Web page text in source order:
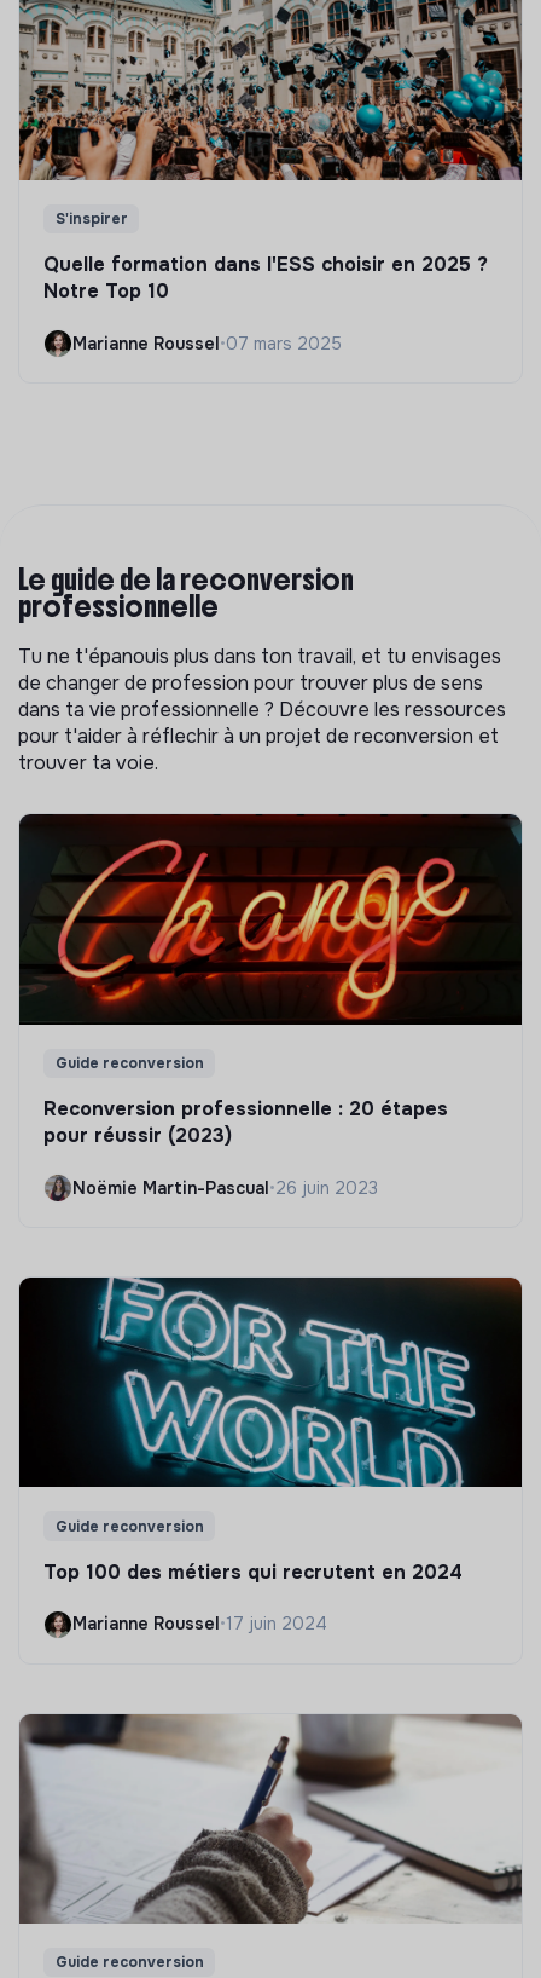
S'inspirer
Quelle formation dans l'ESS choisir en 2025 ?
Notre Top 10
Marianne Roussel•07 mars 2025
Le guide de la reconversion
professionnelle
Tu ne t'épanouis plus dans ton travail, et tu envisages
de changer de profession pour trouver plus de sens
dans ta vie professionnelle ? Découvre les ressources
pour t'aider à réflechir à un projet de reconversion et
trouver ta voie.
Guide reconversion
Reconversion professionnelle : 20 étapes
pour réussir (2023)
Noëmie Martin-Pascual•26 juin 2023
Guide reconversion
Top 100 des métiers qui recrutent en 2024
Marianne Roussel •17 juin 2024
Guide reconversion